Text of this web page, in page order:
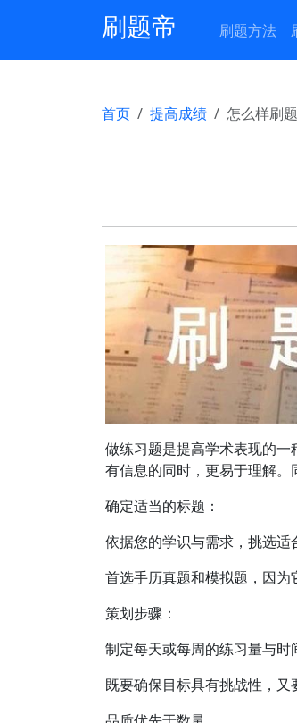
刷题帝 刷题方法
首页 提高成绩 怎么样刷
做练习题是提高学术表现的
有信息的同时，更易于理解。
确定适当的标题：
依据您的学识与需求，挑选适
首选手历真题和模拟题，因为
策划步骤：
制定每天或每周的练习量与时
既要确保目标具有挑战性，又